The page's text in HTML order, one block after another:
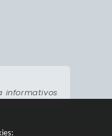
informativos